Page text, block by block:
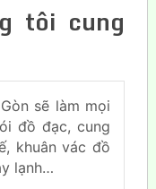
tôi cung
sẽ làm mọi
đồ đạc, cung
khuân vác đồ
lạnh…